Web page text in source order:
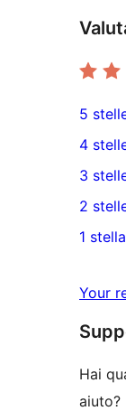
7
a
5-
stelle
5
a
4-
4
0
a
stelle
3
2-
stelle
2
a
1-
1 stella
Your
Hai
aiuto?